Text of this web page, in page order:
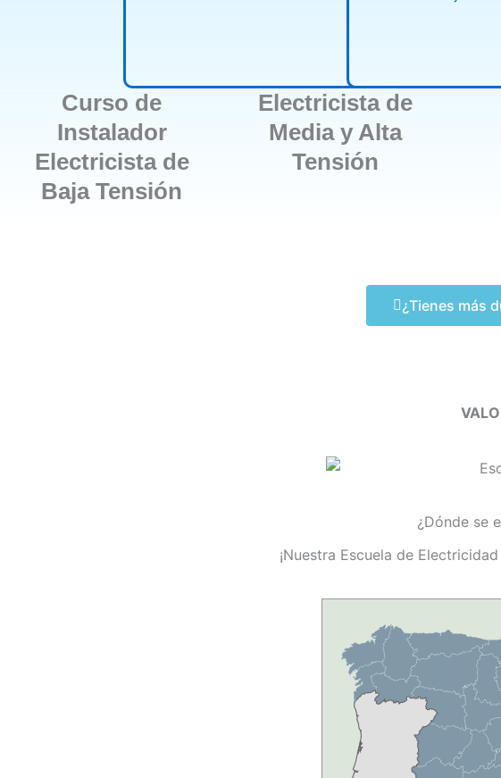
Curso de
Instalador
Electricista de
Baja Tensión
Electricista de
Media y Alta
Tensión
¿Tienes más
¿Dónde se
¡Nuestra Escuela de